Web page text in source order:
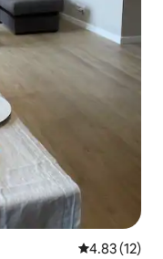
평점 4.83점
4.83 (12)